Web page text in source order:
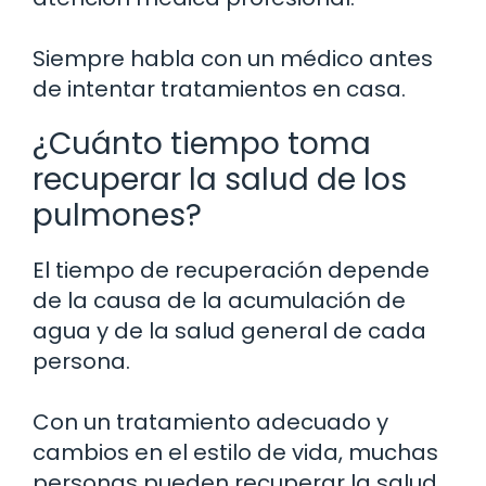
Siempre habla con un médico antes
de intentar tratamientos en casa.
¿Cuánto tiempo toma
recuperar la salud de los
pulmones?
El tiempo de recuperación depende
de la causa de la acumulación de
agua y de la salud general de cada
persona.
Con un tratamiento adecuado y
cambios en el estilo de vida, muchas